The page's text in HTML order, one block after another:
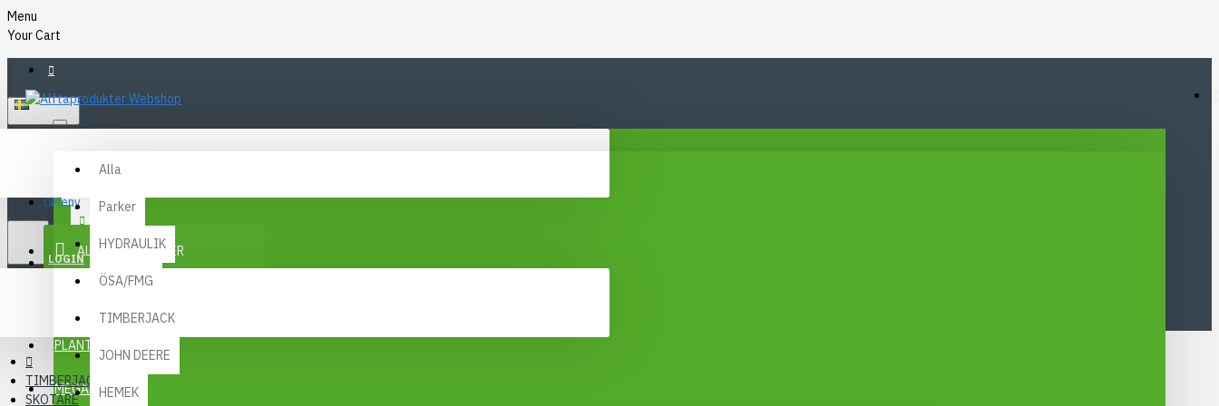
Menu
Your Cart
SEK
Alla
Parker
HYDRAULIK
ÖSA/FMG
TIMBERJACK
JOHN DEERE
HEMEK
KONTAKT
Meny
ALLA KATEGORIER
PLANTMA X
MEGA MENY
LOGIN
REGISTER
TIMBERJACK
SKOTARE